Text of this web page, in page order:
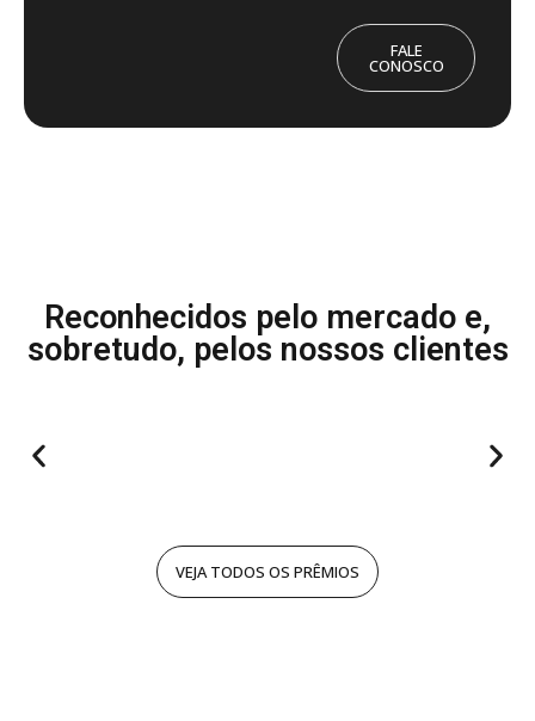
FALE
CONOSCO
Reconhecidos pelo mercado e,
sobretudo, pelos nossos clientes
VEJA TODOS OS PRÊMIOS